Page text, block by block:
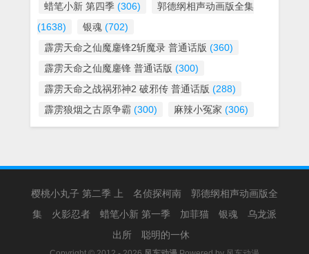
蜡笔小新 第四季 (306)
郭德纲相声动画版全集
(1638)
银魂 (702)
霹雳天命之仙魔鏖锋2斩魔录 普通话版 (360)
霹雳天命之仙魔鏖锋 普通话版 (300)
霹雳天命之战祸邪神2 破邪传 普通话版 (288)
霹雳狼烟之古原争霸 (300) 麻辣小冤家 (306)
樱桃小丸子 第二季 上 名侦探柯南
郭德纲相声动画版全
集
火影忍者 蜡笔小新 第一季 加菲猫 银魂
乌龙派
出所
聪明的一休